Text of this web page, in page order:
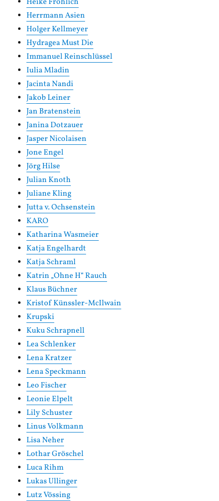
Herrmann Asien
Holger Kellmeyer
Hydragea Must Die
Immanuel Reinschlüssel
Iulia Mladin
Jacinta Nandi
Jakob Leiner
Jan Bratenstein
Janina Dotzauer
Jasper Nicolaisen
Jone Engel
Jörg Hilse
Julian Knoth
Juliane Kling
Jutta v. Ochsenstein
KARO
Katharina Wasmeier
Katja Engelhardt
Katja Schraml
Katrin „Ohne H“ Rauch
Klaus Büchner
Kristof Künssler-McIlwain
Krupski
Kuku Schrapnell
Lea Schlenker
Lena Kratzer
Lena Speckmann
Leo Fischer
Leonie Elpelt
Lily Schuster
Linus Volkmann
Lisa Neher
Lothar Gröschel
Luca Rihm
Lukas Ullinger
Lutz Vössing